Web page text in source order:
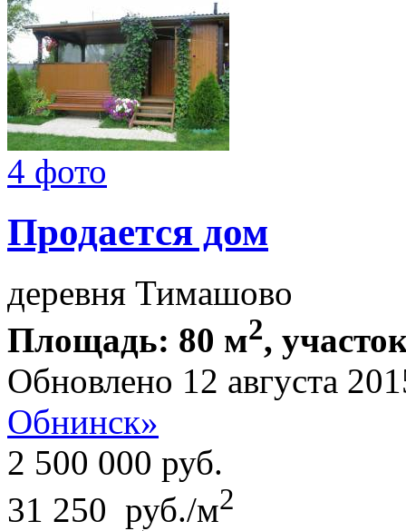
4 фото
Продается дом
деревня Тимашово
Площадь: 80 м2,
Обновлено 12 августа
Обнинск»
2 500 000 руб.
31 250 руб./м2